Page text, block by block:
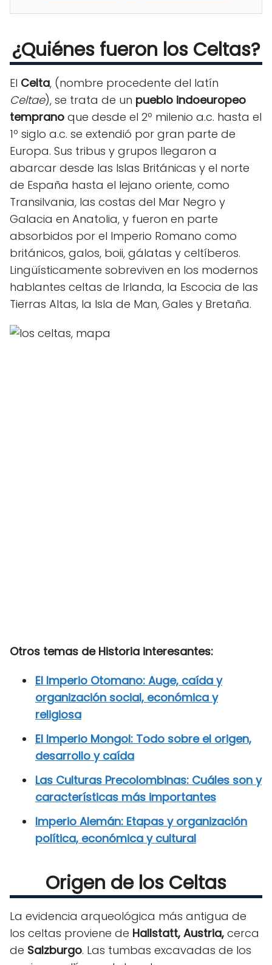
¿Quiénes fueron los Celtas?
El Celta, (nombre procedente del latín
Celtae), se trata de un pueblo indoeuropeo
temprano que desde el 2º milenio a.c. hasta el
1º siglo a.c. se extendió por gran parte de
Europa. Sus tribus y grupos llegaron a
abarcar desde las Islas Británicas y el norte
de España hasta el lejano oriente, como
Transilvania, las costas del Mar Negro y
Galacia en Anatolia, y fueron en parte
absorbidos por el Imperio Romano como
británicos, galos, boii, gálatas y celtíberos.
Lingüísticamente sobreviven en los modernos
hablantes celtas de Irlanda, la Escocia de las
Tierras Altas, la Isla de Man, Gales y Bretaña.
Otros temas de Historia interesantes:
El Imperio Otomano: Auge, caída y
organización social, económica y
religiosa
El Imperio Mongol: Todo sobre el origen,
desarrollo y caída
Las Culturas Precolombinas: Cuáles son y
características más importantes
Imperio Alemán: Etapas y organización
política, económica y cultural
Origen de los Celtas
La evidencia arqueológica más antigua de
los celtas proviene de Hallstatt, Austria, cerca
de Salzburgo. Las tumbas excavadas de los